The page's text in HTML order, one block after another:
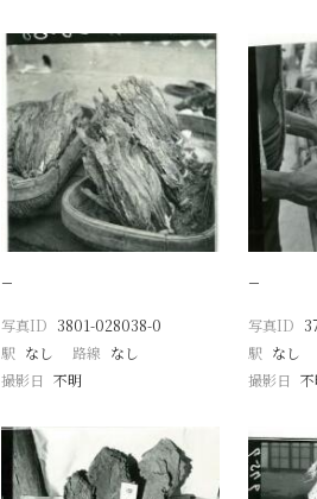
−
写真ID 3801-028038-0
駅 なし 路線 なし
撮影日 不明
−
写真ID
駅 なし
撮影日